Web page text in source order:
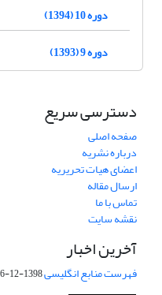
دوره 10 (1394)
دوره 9 (1393)
دسترسی سریع
صفحه اصلی
درباره نشریه
اعضای هیات تحریریه
ارسال مقاله
تماس با ما
نقشه سایت
آخرین اخبار
فهرست منابع انگلیسی1398-12-16